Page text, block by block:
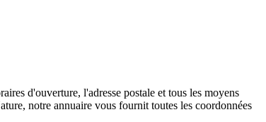
d'ouverture, l'adresse postale et tous les moyens
notre annuaire vous fournit toutes les coordonnées